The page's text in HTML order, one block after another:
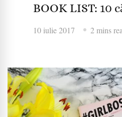
BOOK LIST: 10
10 iulie 2017 2 mins